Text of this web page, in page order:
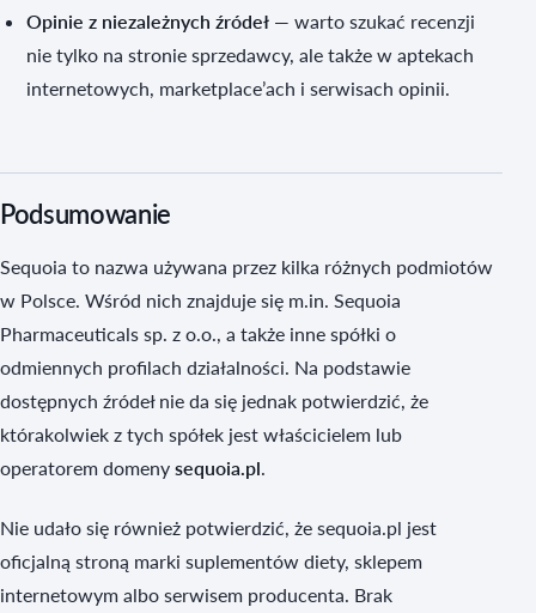
Opinie z niezależnych źródeł — warto szukać recenzji
nie tylko na stronie sprzedawcy, ale także w aptekach
internetowych, marketplace’ach i serwisach opinii.
Podsumowanie
Sequoia to nazwa używana przez kilka różnych podmiotów
w Polsce. Wśród nich znajduje się m.in. Sequoia
Pharmaceuticals sp. z o.o., a także inne spółki o
odmiennych profilach działalności. Na podstawie
dostępnych źródeł nie da się jednak potwierdzić, że
którakolwiek z tych spółek jest właścicielem lub
operatorem domeny sequoia.pl.
Nie udało się również potwierdzić, że sequoia.pl jest
oficjalną stroną marki suplementów diety, sklepem
internetowym albo serwisem producenta. Brak